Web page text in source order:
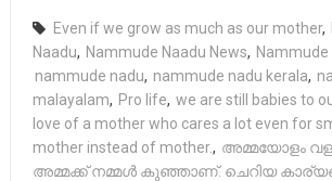
Even if we grow as much as our mother,
Naadu, Nammude Naadu News,
nammude nadu, nammude nadu kerala,
malayalam, Pro life, we are still babies to
love of a mother who cares a lot even for
mother instead of mother., അമ്മയോളം
അമ്മക്ക് നമ്മൾ കുഞ്ഞാണ്. ചെറിയ